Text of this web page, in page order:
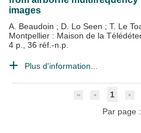
images
A. Beaudoin ; D. Lo Seen ; T. Le
Montpellier : Maison de la
4 p., 36 réf.-n.p.
Plus d'information...
1
Par page :